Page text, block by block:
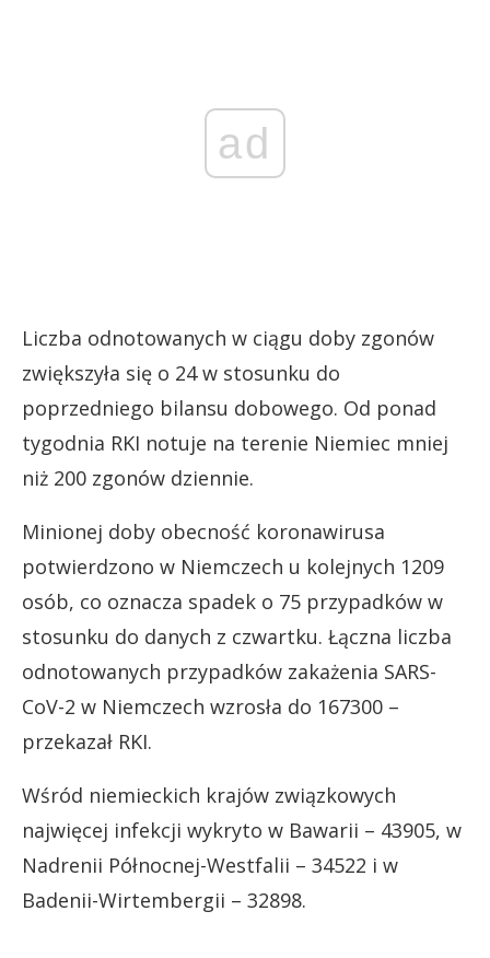
ad
Liczba odnotowanych w ciągu doby zgonów
zwiększyła się o 24 w stosunku do
poprzedniego bilansu dobowego. Od ponad
tygodnia RKI notuje na terenie Niemiec mniej
niż 200 zgonów dziennie.
Minionej doby obecność koronawirusa
potwierdzono w Niemczech u kolejnych 1209
osób, co oznacza spadek o 75 przypadków w
stosunku do danych z czwartku. Łączna liczba
odnotowanych przypadków zakażenia SARS-
CoV-2 w Niemczech wzrosła do 167300 –
przekazał RKI.
Wśród niemieckich krajów związkowych
najwięcej infekcji wykryto w Bawarii – 43905, w
Nadrenii Północnej-Westfalii – 34522 i w
Badenii-Wirtembergii – 32898.